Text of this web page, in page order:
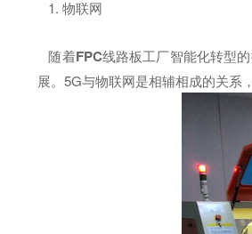
1. 物联网
随着FPC线路板工厂智能化转型
展。5G与物联网是相辅相成的关系